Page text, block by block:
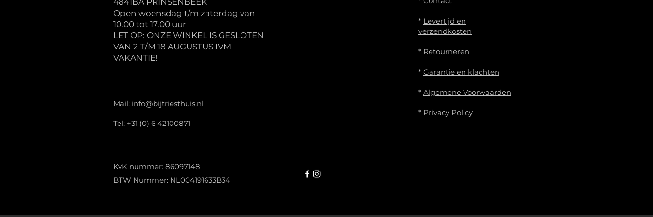
Open woensdag t/m zaterdag van
10.00 tot 17.00 uur
LET OP: ONZE WINKEL IS GESLOTEN
VAN 2 T/M 18 AUGUSTUS IVM
VAKANTIE!
Mail: info@bijtriesthuis.nl
Tel: +31 (0) 6 42100871
* Levertijd en
verzendkosten
* Retourneren
* Garantie en klachten
* Algemene Voorwaarden
* Privacy Policy
KvK nummer: 86097148
BTW Nummer: NL004191633B34